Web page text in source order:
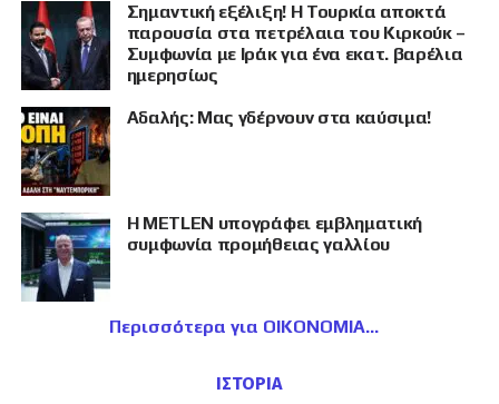
Σημαντική εξέλιξη! Η Τουρκία αποκτά
παρουσία στα πετρέλαια του Κιρκούκ –
Συμφωνία με Ιράκ για ένα εκατ. βαρέλια
ημερησίως
Αδαλής: Μας γδέρνουν στα καύσιμα!
Η METLEN υπογράφει εμβληματική
συμφωνία προμήθειας γαλλίου
Περισσότερα για ΟΙΚΟΝΟΜΙΑ
ΙΣΤΟΡΙΑ